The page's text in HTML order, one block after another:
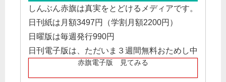
しんぶん赤旗は真実をとどけるメディアです。
日刊紙は月額3497円（学割月額2200円）
日曜版は毎週発行990円
日刊電子版は、ただいま３週間無料おためし中
赤旗電子版 見てみる